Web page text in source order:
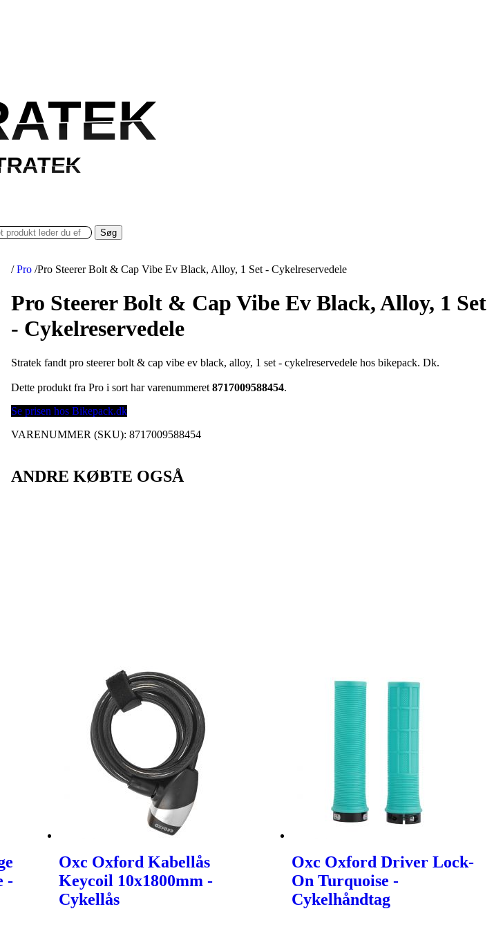
Søg
/ Pro /Pro Steerer Bolt & Cap Vibe Ev Black, Alloy, 1 Set - Cykelreservedele
Pro Steerer Bolt & Cap Vibe Ev Black, Alloy, 1 Set
- Cykelreservedele
Stratek fandt pro steerer bolt & cap vibe ev black, alloy, 1 set - cykelreservedele hos bikepack. Dk.
Dette produkt fra Pro i sort har varenummeret8717009588454.
Se prisen hos Bikepack.dk
VARENUMMER (SKU):8717009588454
ANDRE KØBTE OGSÅ
-
Oxc Oxford Kabellås
Keycoil 10x1800mm -
Cykellås
Oxc Oxford Driver Lock-
On Turquoise -
Cykelhåndtag